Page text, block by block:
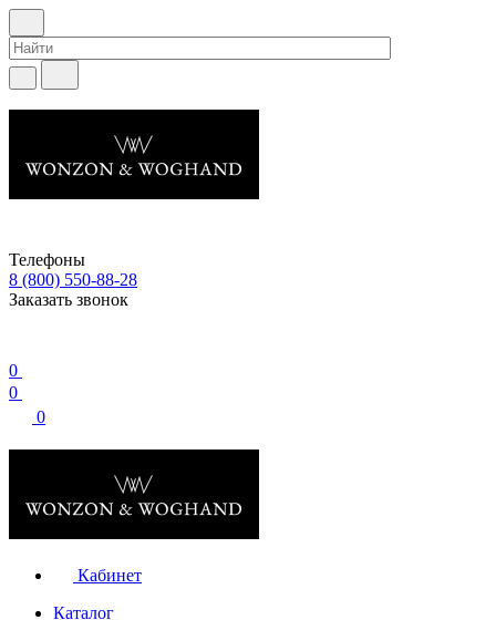
Телефоны
8 (800) 550-88-28
Заказать звонок
0
0
0
Кабинет
Каталог